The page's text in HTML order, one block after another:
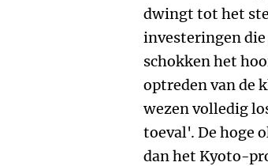
dwingt tot het
investeringen die
schokken het
optreden van de
wezen volledig
toeval'. De hoge
dan het Kyoto-